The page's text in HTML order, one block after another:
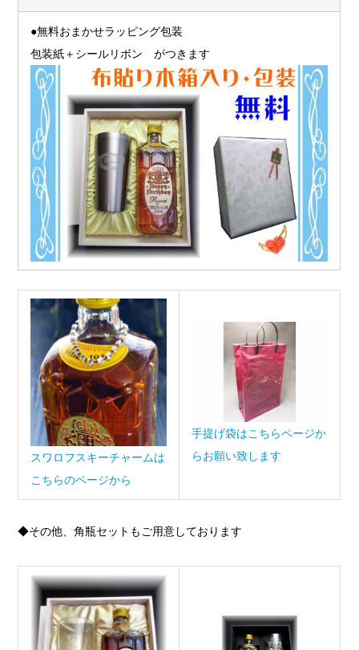
●無料おまかせラッピング包装
包装紙＋シールリボン がつきます
スワロフスキーチャームは
こちらのページから
手提げ袋はこちらページか
らお願い致します
◆その他、角瓶セットもご用意しております